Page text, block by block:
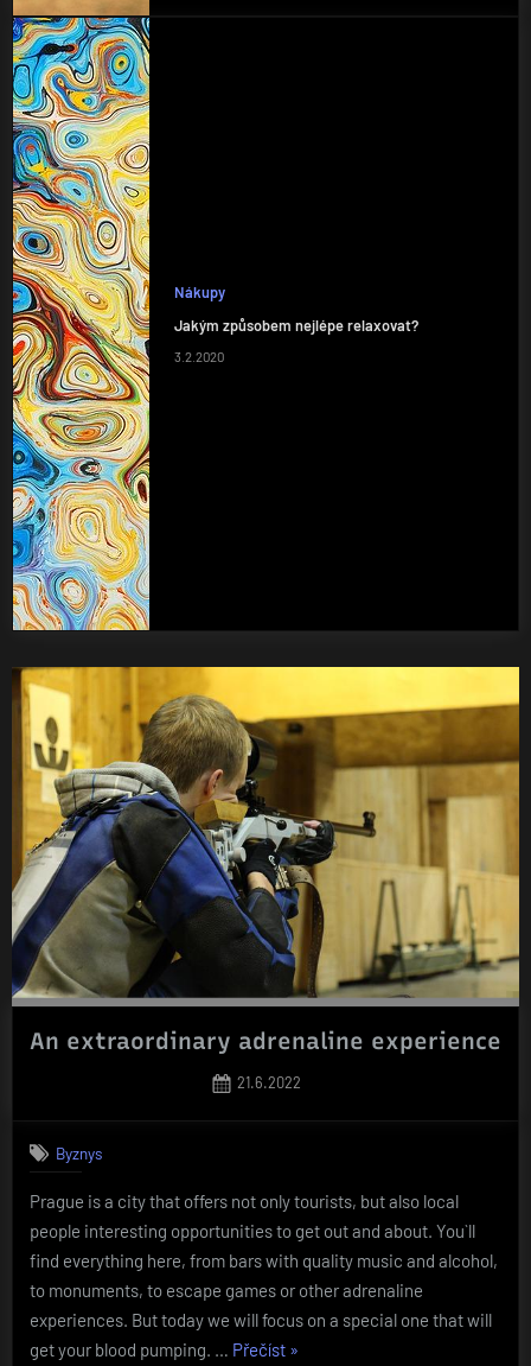
Nákupy
Jakým způsobem nejlépe relaxovat?
3.2.2020
An extraordinary adrenaline experience
Posted
21.6.2022
Byznys
Prague is a city that offers not only tourists, but also local
people interesting opportunities to get out and about. You`ll
find everything here, from bars with quality music and alcohol,
to monuments, to escape games or other adrenaline
experiences. But today we will focus on a special one that will
get your blood pumping. … Přečíst„An
»